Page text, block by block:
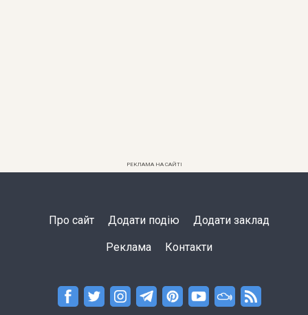
РЕКЛАМА НА САЙТІ
Про сайт Додати подію Додати заклад
Реклама Контакти